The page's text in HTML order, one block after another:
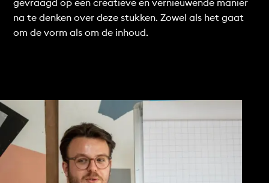
gevraagd op een creatieve en vernieuwende manier
na te denken over deze stukken. Zowel als het gaat
om de vorm als om de inhoud.